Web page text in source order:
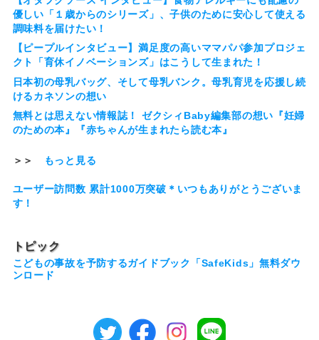
優しい「１歳からのシリーズ」、子供のために安心して使える
調味料を届けたい！
【ピープルインタビュー】満足度の高いママパパ参加プロジェ
クト「育休イノベーションズ」はこうして生まれた！
日本初の母乳バッグ、そして母乳バンク。母乳育児を応援し続
けるカネソンの想い
無料とは思えない情報誌！ ゼクシィBaby編集部の想い『妊婦
のための本』『赤ちゃんが生まれたら読む本』
＞＞ もっと見る
ユーザー訪問数 累計1000万突破＊いつもありがとうございま
す！
トピック
こどもの事故を予防するガイドブック「SafeKids」無料ダウ
ンロード